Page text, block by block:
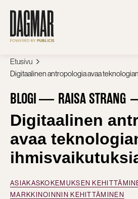
sisältöön
Etusivu
Digitaalinen antropologia avaa
BLOGI RAISA STRANG
Digitaalinen
avaa
ASIAKASKOKEMUKSEN
MARKKINOINNIN KEHITTÄMINEN